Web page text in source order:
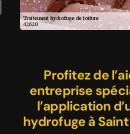
Profitez de
entreprise
l’application
hydrofuge à
Des travaux de
selon les normes
Saint
Devis
42620 gratuit
Avant que notre entreprise